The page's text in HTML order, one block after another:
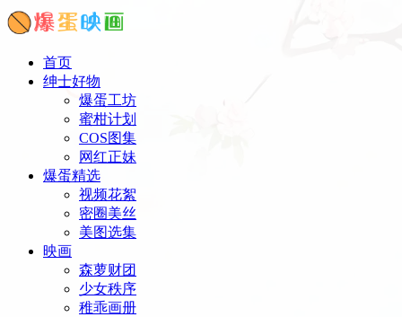
首页
绅士好物
爆蛋工坊
蜜柑计划
COS图集
网红正妹
爆蛋精选
视频花絮
密圈美丝
美图选集
映画
森萝财团
少女秩序
稚乖画册